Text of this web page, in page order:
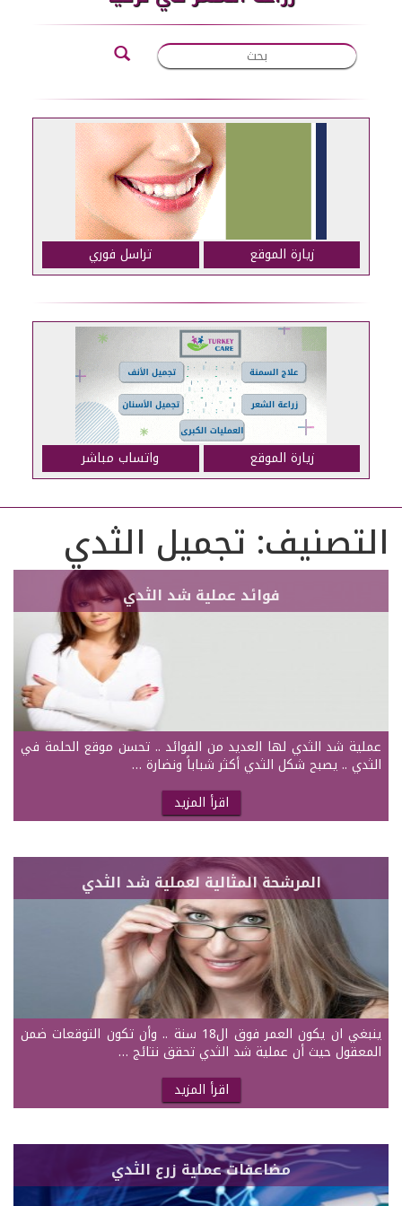
زيارة الموقع تراسل فوري
زيارة الموقع واتساب مباشر
التصنيف: تجميل الثدي
فوائد عملية شد الثدي
عملية شد الثدي لها العديد من الفوائد .. تحسن موقع الحلمة في
الثدي .. يصبح شكل الثدي أكثر شباباً ونضارة …
اقرأ المزيد
المرشحة المثالية لعملية شد الثدي
ينبغي ان يكون العمر فوق ال18 سنة .. وأن تكون التوقعات ضمن
المعقول حيث أن عملية شد الثدي تحقق نتائج …
اقرأ المزيد
مضاعفات عملية زرع الثدي